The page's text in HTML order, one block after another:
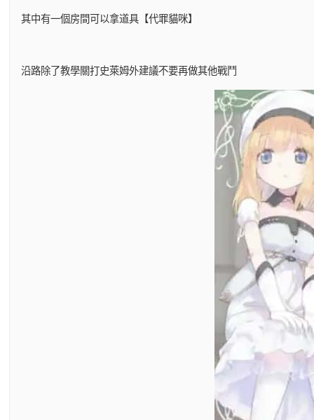
其中有一個房間可以拿道具【代罪貓咪】
沿路除了教學關打史萊姆外建議不要再做其他戰鬥